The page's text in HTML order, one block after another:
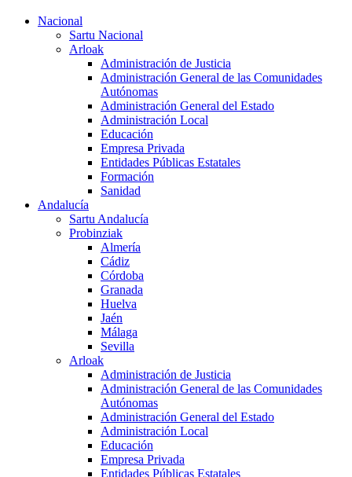
Nacional
Sartu Nacional
Arloak
Administración de Justicia
Administración General de las Comunidades
Autónomas
Administración General del Estado
Administración Local
Educación
Empresa Privada
Entidades Públicas Estatales
Formación
Sanidad
Andalucía
Sartu Andalucía
Probinziak
Almería
Cádiz
Córdoba
Granada
Huelva
Jaén
Málaga
Sevilla
Arloak
Administración de Justicia
Administración General de las Comunidades
Autónomas
Administración General del Estado
Administración Local
Educación
Empresa Privada
Entidades Públicas Estatales